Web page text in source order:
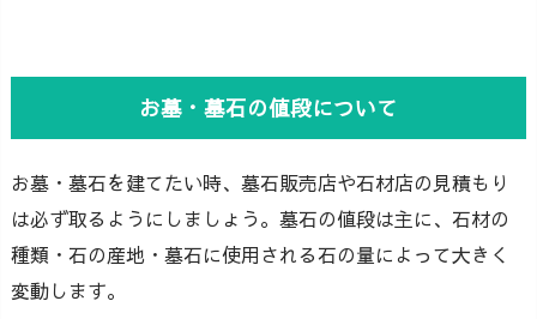
お墓・墓石の値段について
お墓・墓石を建てたい時、墓石販売店や石材店の見積もり
は必ず取るようにしましょう。墓石の値段は主に、石材の
種類・石の産地・墓石に使用される石の量によって大きく
変動します。